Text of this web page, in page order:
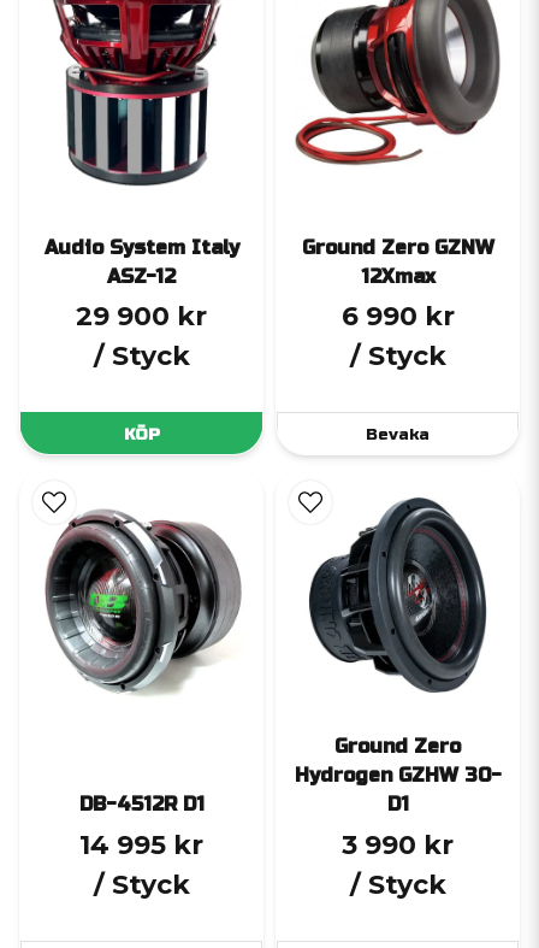
Audio System Italy
ASZ-12
29 900 kr
/ Styck
KÖP
Ground Zero GZNW
12Xmax
6 990 kr
/ Styck
Bevaka
DB-4512R D1
14 995 kr
/ Styck
Ground Zero
Hydrogen GZHW 30-
D1
3 990 kr
/ Styck